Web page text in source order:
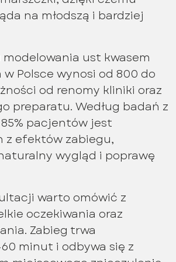
na młodszą i bardziej
ust kwasem
Polsce wynosi od 800 do
od renomy kliniki oraz
preparatu. Według badań z
pacjentów jest
z efektów zabiegu,
wygląd i poprawę
warto omówić z
oczekiwania oraz
Zabieg trwa
minut i odbywa się z